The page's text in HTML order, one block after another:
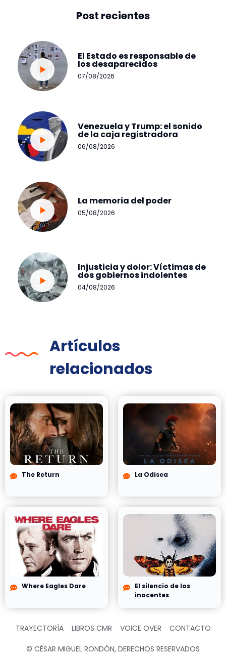
Post recientes
El Estado es responsable de
los desaparecidos
07/08/2026
Venezuela y Trump: el sonido
de la caja registradora
06/08/2026
La memoria del poder
05/08/2026
Injusticia y dolor: Víctimas de
dos gobiernos indolentes
04/08/2026
Artículos
relacionados
The Return La Odisea
Where Eagles Dare
El silencio de los
inocentes
TRAYECTORÍA LIBROS CMR VOICE OVER CONTACTO
© CÉSAR MIGUEL RONDÓN, DERECHOS RESERVADOS